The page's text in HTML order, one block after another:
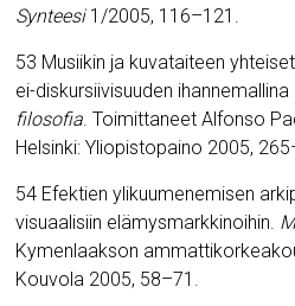
Synteesi 1/2005, 116–121.
53 Musiikin ja kuvataiteen
ei-diskursiivisuuden
filosofia. Toimittaneet Alfonso
Helsinki: Yliopistopaino 2005,
54 Efektien ylikuumenemisen
visuaalisiin elämysmarkkinoihin.
Kymenlaakson
Kouvola 2005, 58–71.